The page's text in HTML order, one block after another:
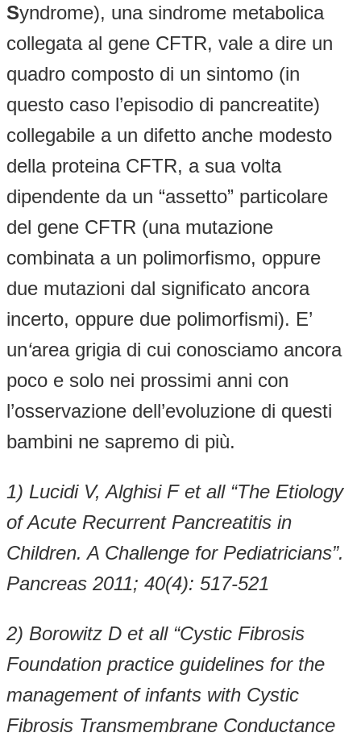
Syndrome), una sindrome metabolica
collegata al gene CFTR, vale a dire un
quadro composto di un sintomo (in
questo caso l’episodio di pancreatite)
collegabile a un difetto anche modesto
della proteina CFTR, a sua volta
dipendente da un “assetto” particolare
del gene CFTR (una mutazione
combinata a un polimorfismo, oppure
due mutazioni dal significato ancora
incerto, oppure due polimorfismi). E’
un‘area grigia di cui conosciamo ancora
poco e solo nei prossimi anni con
l’osservazione dell’evoluzione di questi
bambini ne sapremo di più.
1) Lucidi V, Alghisi F et all “The Etiology
of Acute Recurrent Pancreatitis in
Children. A Challenge for Pediatricians”.
Pancreas 2011; 40(4): 517-521
2) Borowitz D et all “Cystic Fibrosis
Foundation practice guidelines for the
management of infants with Cystic
Fibrosis Transmembrane Conductance